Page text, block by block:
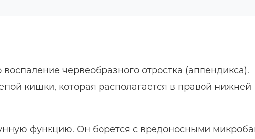
червеобразного отростка (аппендикса).
кишки, которая располагается в правой нижней
функцию. Он борется с вредоносными